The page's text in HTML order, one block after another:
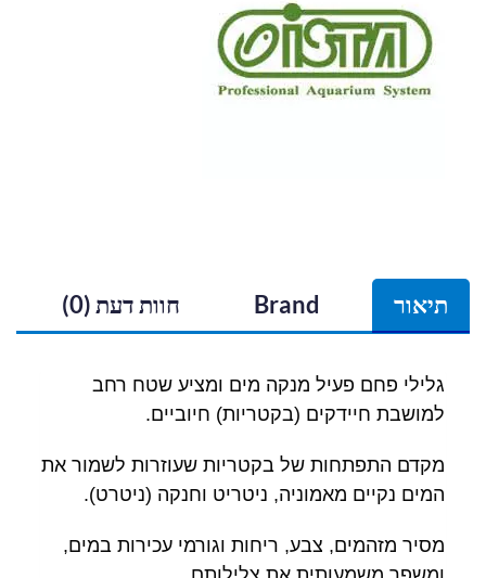
תיאור Brand חוות דעת (0)
גלילי פחם פעיל מנקה מים ומציע שטח רחב
למושבת חיידקים (בקטריות) חיוביים.
מקדם התפתחות של בקטריות שעוזרות לשמור את
המים נקיים מאמוניה, ניטריט וחנקה (ניטרט).
מסיר מזהמים, צבע, ריחות וגורמי עכירות במים,